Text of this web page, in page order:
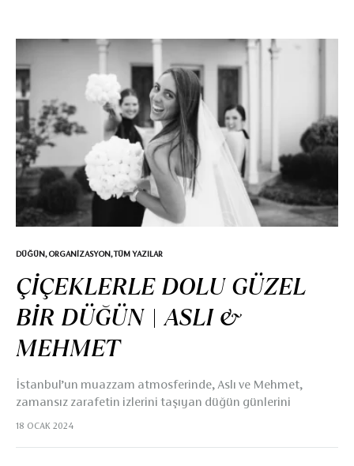
kaynağıydı. Etkinlik, zarafetin ve lüksün doruk noktasında
gerçekleşti ve unutulmaz anlar yaşandı. Eşsiz Buketler ve
Parfümün Ruhunu Yansıtan Çiçekler Bvlgari ALLEGRA
parfümünün tanıtımı için özel olarak hazırladığımız
buketler, parfümün benzersiz karakterini mükemmel bir
şekilde yansıttı. Parfüm şişesinin renklerinden ve
kokusundan…
DÜĞÜN, ORGANIZASYON,TÜM YAZILAR
ÇİÇEKLERLE DOLU GÜZEL
BİR DÜĞÜN | ASLI &
MEHMET
İstanbul’un muazzam atmosferinde, Aslı ve Mehmet,
zamansız zarafetin izlerini taşıyan düğün günlerini
18 OCAK 2024